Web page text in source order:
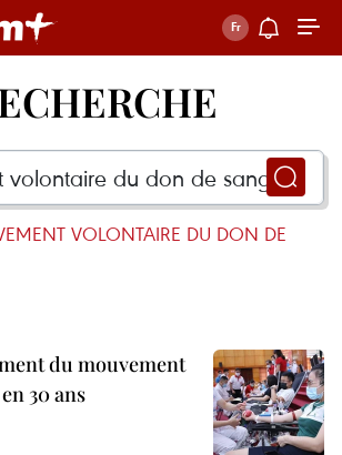
VOLONTAIRE DU DON DE
du mouvement
30 ans